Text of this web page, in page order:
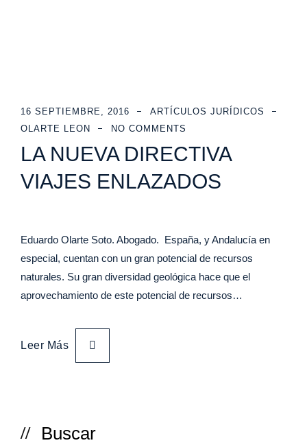
16 SEPTIEMBRE, 2016
ARTÍCULOS JURÍDICOS
OLARTE LEON
NO COMMENTS
LA NUEVA DIRECTIVA
VIAJES ENLAZADOS
Eduardo Olarte Soto. Abogado. España, y Andalucía en
especial, cuentan con un gran potencial de recursos
naturales. Su gran diversidad geológica hace que el
aprovechamiento de este potencial de recursos…
Leer Más
Buscar